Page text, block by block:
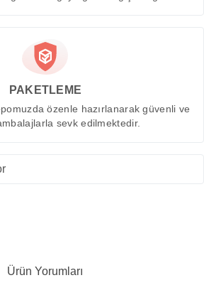
PAKETLEME
özenle hazırlanarak güvenli ve
sevk edilmektedir.
Ürün Yorumları